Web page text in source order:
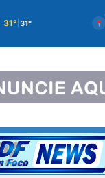
31° 31°